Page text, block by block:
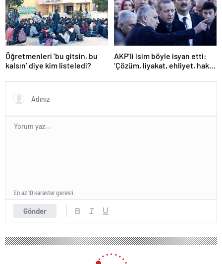
Öğretmenleri ‘bu gitsin, bu
kalsın’ diye kim listeledi?
AKP’li isim böyle isyan etti:
‘Çözüm, liyakat, ehliyet, hak,
Gönder
En az 10 karakter gerekli